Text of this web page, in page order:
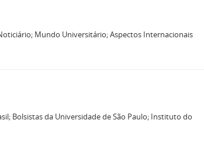
Mundo Universitário; Aspectos Internacionais
Bolsistas da Universidade de São Paulo; Instituto do